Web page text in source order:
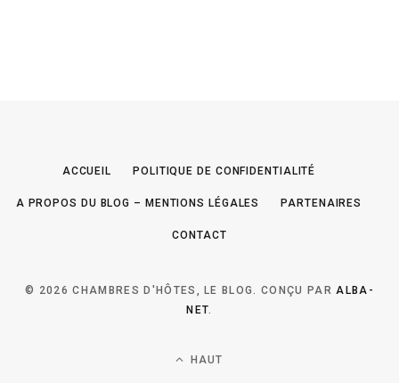
ACCUEIL POLITIQUE DE CONFIDENTIALITÉ
A PROPOS DU BLOG – MENTIONS LÉGALES PARTENAIRES
CONTACT
© 2026 CHAMBRES D'HÔTES, LE BLOG. CONÇU PAR ALBA-
NET
HAUT